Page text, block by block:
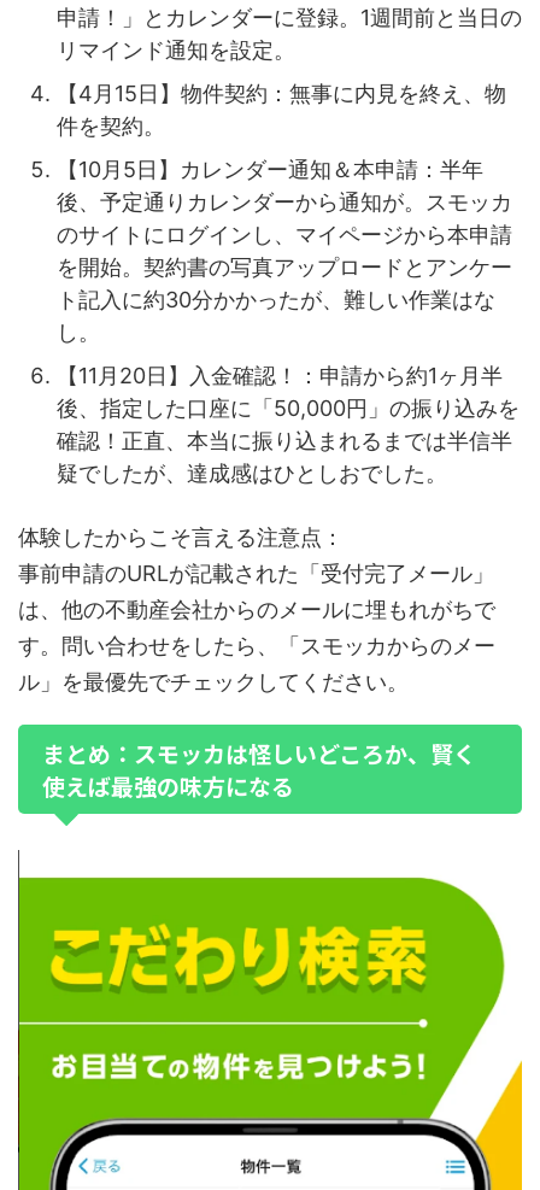
申請！」とカレンダーに登録。1週間前と当日の
リマインド通知を設定。
【4月15日】物件契約：無事に内見を終え、物
件を契約。
【10月5日】カレンダー通知＆本申請：半年
後、予定通りカレンダーから通知が。スモッカ
のサイトにログインし、マイページから本申請
を開始。契約書の写真アップロードとアンケー
ト記入に約30分かかったが、難しい作業はな
し。
【11月20日】入金確認！：申請から約1ヶ月半
後、指定した口座に「50,000円」の振り込みを
確認！正直、本当に振り込まれるまでは半信半
疑でしたが、達成感はひとしおでした。
体験したからこそ言える注意点：
事前申請のURLが記載された「受付完了メール」
は、他の不動産会社からのメールに埋もれがちで
す。問い合わせをしたら、「スモッカからのメー
ル」を最優先でチェックしてください。
まとめ：スモッカは怪しいどころか、賢く
使えば最強の味方になる